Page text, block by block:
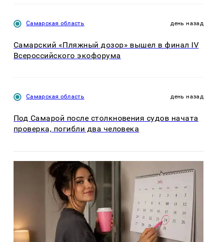
Самарская область день назад
Самарский «Пляжный дозор» вышел в финал IV
Всероссийского экофорума
Самарская область день назад
Под Самарой после столкновения судов начата
проверка, погибли два человека